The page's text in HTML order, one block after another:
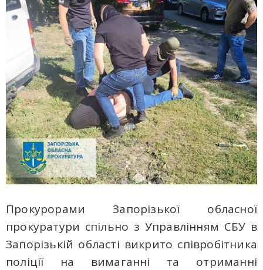
Прокурорами Запорізької обласної
прокуратури спільно з Управлінням СБУ в
Запорізькій області викрито співробітника
поліції на вимаганні та отриманні